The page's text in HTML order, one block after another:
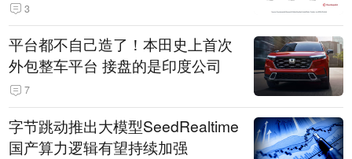
3
平台都不自己造了！本田史上首次
外包整车平台 接盘的是印度公司
7
字节跳动推出大模型SeedRealtime
国产算力逻辑有望持续加强